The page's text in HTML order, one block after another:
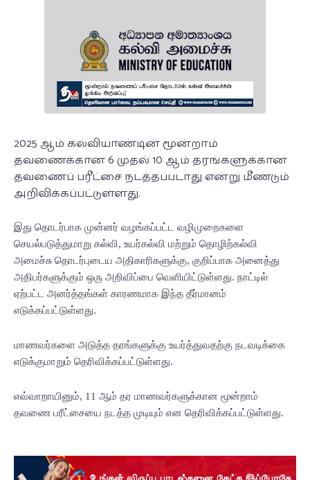
2025 ஆம் கல்வியாண்டின் மூன்றாம்
தவணைக்கான 6 முதல் 10 ஆம் தரங்களுக்கான
தவணைப் பரீட்சை நடத்தப்படாது என்று மீண்டும்
அறிவிக்கப்பட்டுள்ளது.
இது தொடர்பாக முன்னர் வழங்கப்பட்ட வழிமுறைகளை
செயல்படுத்துமாறு கல்வி, உயர்கல்வி மற்றும் தொழிற்கல்வி
அமைச்சு தொடர்புடைய அதிகாரிகளுக்கு, குறிப்பாக அனைத்து
அதிபர்களுக்கும் ஒரு அறிவிப்பை வெளியிட்டுள்ளது. நாட்டில்
ஏற்பட்ட அனர்த்தங்கள் காரணமாக இந்த தீர்மானம்
எடுக்கப்பட்டுள்ளது.
மாணவர்களை அடுத்த தரங்களுக்கு உயர்த்துவதற்கு நடவடிக்கை
எடுக்குமாறும் தெரிவிக்கப்பட்டுள்ளது.
எவ்வாறாயினும், 11 ஆம் தர மாணவர்களுக்கான மூன்றாம்
தவணை பரீட்சையை நடத்த முடியும் என தெரிவிக்கப்பட்டுள்ளது.